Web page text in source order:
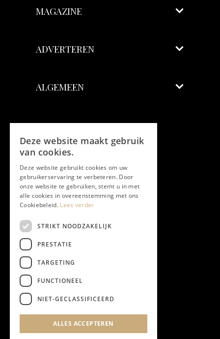
MAGAZINE
ADVERTEREN
ALGEMEEN
Facebook
Twitter
Instagram
YouTube
NIEUWSBRIEF
Privacyverklaring
Deze website maakt gebruik
van cookies.
Deze website gebruikt cookies om uw
gebruikerservaring te verbeteren. Door
onze website te gebruiken, stemt u in met
alle cookies in overeenstemming met ons
Cookiebeleid. Lees verder
STRIKT NOODZAKELIJK
PRESTATIE
TARGETING
FUNCTIONEEL
NIET-GECLASSIFICEERD
ALLES ACCEPTEREN